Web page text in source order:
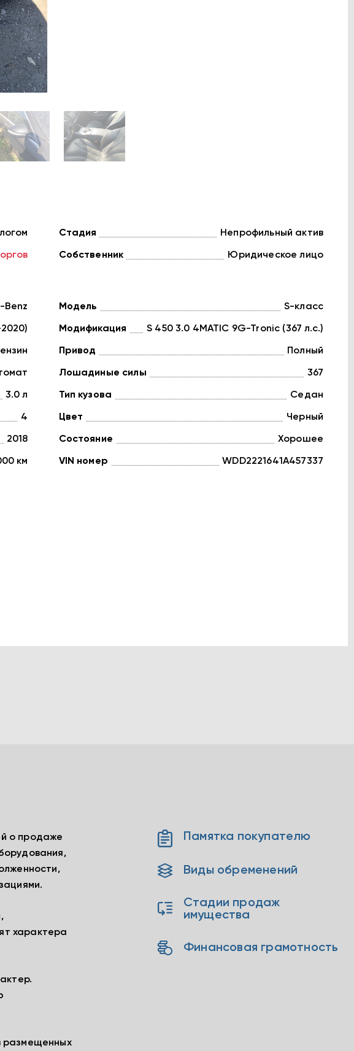
Стадия Непрофильный актив
Собственник Юридическое лицо
Benz
3.0 л
4
2018
км
Модель S-класс
Модификация S 450 3.0 4MATIC 9G-Tronic (367 л.с.)
Привод Полный
Лошадиные силы 367
Тип кузова Седан
Цвет Черный
Состояние Хорошее
VIN номер WDD2221641A457337
о продаже
характера
размещенных
Памятка покупателю
Виды обременений
Стадии продаж
имущества
Финансовая грамотность